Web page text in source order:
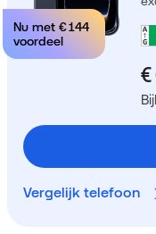
Nu met € 144
voordeel
Vergelijk telefoon